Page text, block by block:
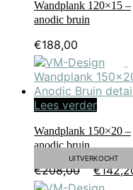
Wandplank 120×15 –
anodic bruin
€188,00
UITVERKOCHT
Lees verder
Wandplank 150×20 –
anodic bruin
€208,00
prijs
€